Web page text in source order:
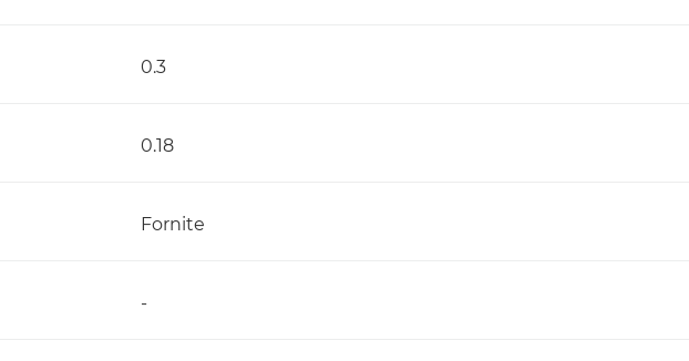
0.3
0.18
Fornite
-